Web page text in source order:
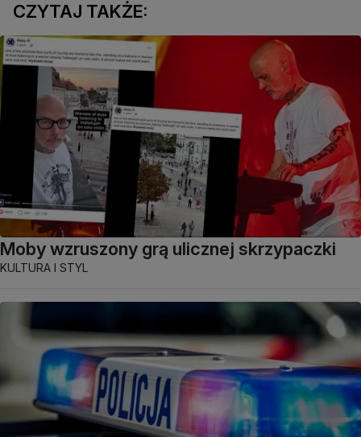
CZYTAJ TAKŻE:
Moby wzruszony grą ulicznej skrzypaczki
KULTURA I STYL